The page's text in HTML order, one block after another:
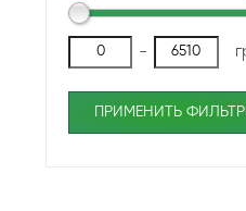
-
ПРИМЕНИТЬ